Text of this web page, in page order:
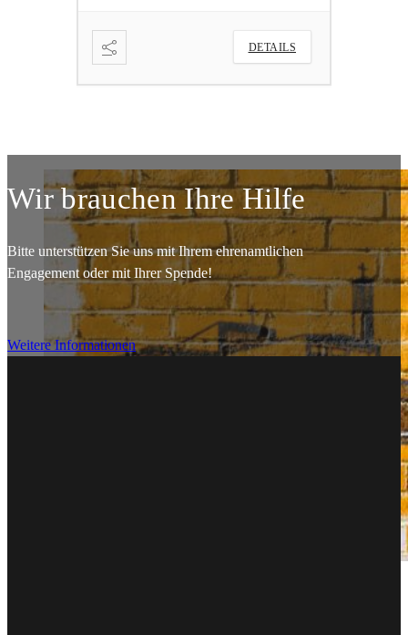
DETAILS
Wir brauchen Ihre Hilfe
Bitte unterstützen Sie uns mit Ihrem ehrenamtlichen
Engagement oder mit Ihrer Spende!
Weitere Informationen